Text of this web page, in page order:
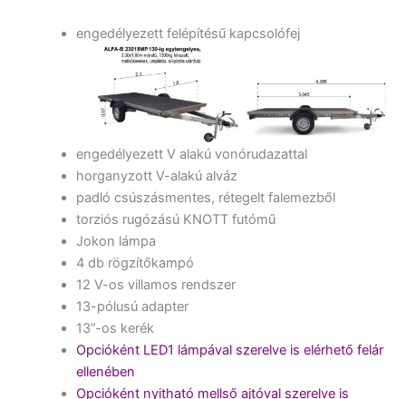
engedélyezett felépítésű kapcsolófej
engedélyezett V alakú vonórudazattal
horganyzott V-alakú alváz
padló csúszásmentes, rétegelt falemezből
torziós rugózású KNOTT futómű
Jokon lámpa
4 db rögzítőkampó
12 V-os villamos rendszer
13-pólusú adapter
13”-os kerék
Opcióként LED1 lámpával szerelve is elérhető felár
ellenében
Opcióként nyitható mellső ajtóval szerelve is